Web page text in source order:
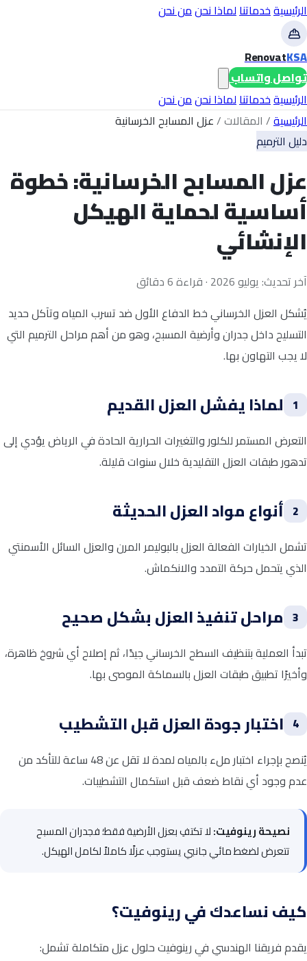
الرئيسيةخدماتنالماذا نحنمن نحن
RenovatKSA
تواصل واتساب
الرئيسيةخدماتنالماذا نحنمن نحن
الرئيسية/ المقالات/عزل المسابح الخرسانية
دليل الترميم
عزل المسابح الخرسانية: خطوة
أساسية لحماية الهيكل
الإنشائي
آخر تحديث: يوليو 2026 · قراءة 6 دقائق
يُشكل العزل الخرساني خط الدفاع الأول ضد تسرب المياه وتآكل حديد
التسليح داخل جدران وأرضية المسبح، وهو من أهم مراحل الترميم التي
لا يجب التهاون بها.
1 لماذا يفشل العزل القديم
التعرض المستمر للكلور والتغيرات الحرارية الحادة في الرياض يؤدي إلى
تدهور طبقات العزل التقليدية خلال سنوات قليلة.
2 أنواع مواد العزل الحديثة
تشمل الخيارات الفعالة العزل بالبوليمر المرن والعزل السائل الأسمنتي
الذي يتحمل حركة التمدد والانكماش.
3 مراحل تنفيذ العزل بشكل صحيح
تبدأ العملية بتنظيف السطح الخرساني جيدًا، ثم إصلاح أي شروخ ظاهرة،
وأخيرًا تطبيق طبقات العزل بالسماكة الموصى بها.
4 اختبار جودة العزل قبل التشطيب
يُنصح بإجراء اختبار ملء بالمياه لمدة لا تقل عن 48 ساعة للتأكد من
عدم وجود أي نقاط ضعف قبل استكمال التشطيبات.
نصيحة رينوفيت:لا تكتفِ بعزل الأرضية فقط؛ فجدران المسبح
تتعرض لضغط مائي جانبي يستوجب عزلًا كاملاً لكامل الهيكل.
كيف نساعدك في رينوفيت؟
يقدم فريقنا الهندسي في رينوفيت حلول عزل متكاملة تشمل: